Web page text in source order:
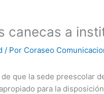
canecas a
/ Por Coraseo
que la sede preescolar
para la